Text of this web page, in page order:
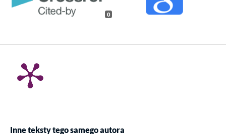
0
Inne teksty tego samego autora